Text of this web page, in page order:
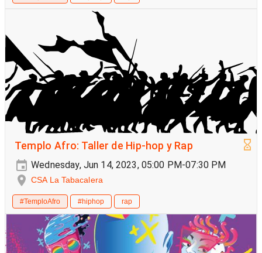
Templo Afro: Taller de Hip-hop y Rap
Wednesday, Jun 14, 2023, 05:00 PM-07:30 PM
CSA La Tabacalera
#TemploAfro #hiphop rap